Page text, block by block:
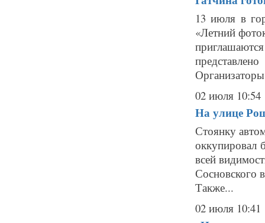
13 июля в
«Летний
02 июля 10:54
На улице
Стоянку
оккупировал
всей
Сосновского
Также...
02 июля 10:41